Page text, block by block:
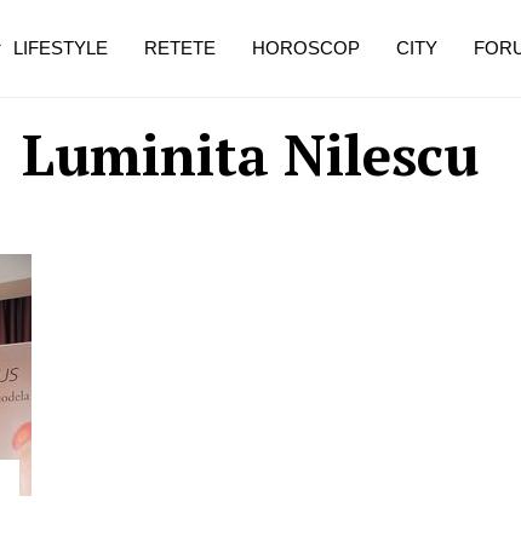
Luminita Nilescu
LIFESTYLE RETETE HOROSCOP CITY
vârstă
de dureroasă este investigația